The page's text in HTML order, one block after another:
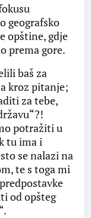
geografsko
opštine, gdje
prema gore.
baš za
kroz pitanje;
za tebe,
potražiti u
tu ima i
se nalazi na
te s toga mi
od opšteg